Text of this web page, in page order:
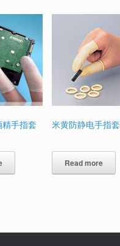
手指套 米黄防静电手指套
Read more